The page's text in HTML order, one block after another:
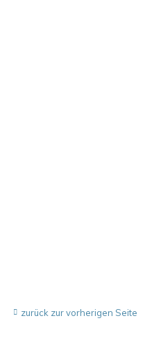
zurück zur vorherigen Seite